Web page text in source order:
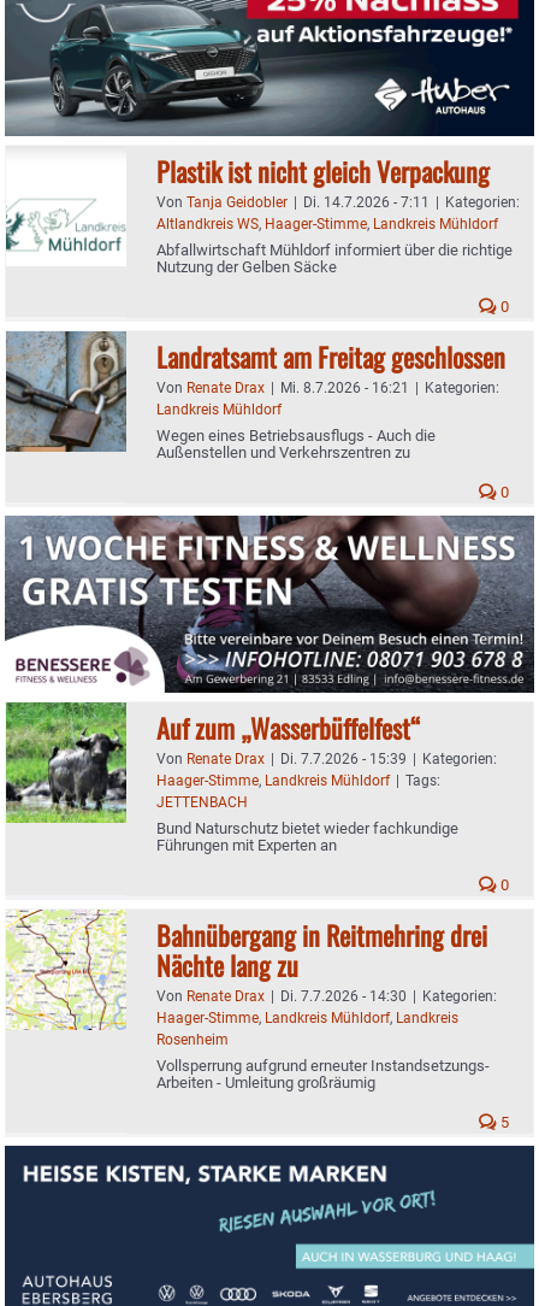
Plastik ist nicht gleich Verpackung
Von Tanja Geidobler Di. 14.7.2026 - 7:11
Kategorien:
Altlandkreis WS, Haager-Stimme, Landkreis Mühldorf
Abfallwirtschaft Mühldorf informiert über die richtige
Nutzung der Gelben Säcke
0
Landratsamt am Freitag geschlossen
Von Renate Drax Mi. 8.7.2026 - 16:21
Kategorien:
Landkreis Mühldorf
Wegen eines Betriebsausflugs - Auch die
Außenstellen und Verkehrszentren zu
0
Auf zum „Wasserbüffelfest“
Von Renate Drax | Di. 7.7.2026 - 15:39 | Kategorien:
Haager-Stimme, Landkreis Mühldorf | Tags:
JETTENBACH
Bund Naturschutz bietet wieder fachkundige
Führungen mit Experten an
0
Bahnübergang in Reitmehring drei
Nächte lang zu
Von Renate Drax | Di. 7.7.2026 - 14:30 | Kategorien:
Haager-Stimme, Landkreis Mühldorf, Landkreis
Rosenheim
Vollsperrung aufgrund erneuter Instandsetzungs-
Arbeiten - Umleitung großräumig
5